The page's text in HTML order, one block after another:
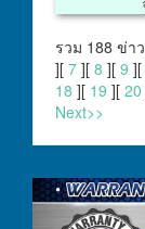
รวม 188 ข่า
][ 7 ][ 8 ][ 9 ][
18 ][ 19 ][ 20
Next>>